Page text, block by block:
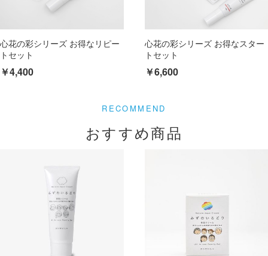
心花の彩シリーズ お得なリピー
トセット
￥4,400
心花の彩シリーズ お得なスター
トセット
￥6,600
おすすめ商品